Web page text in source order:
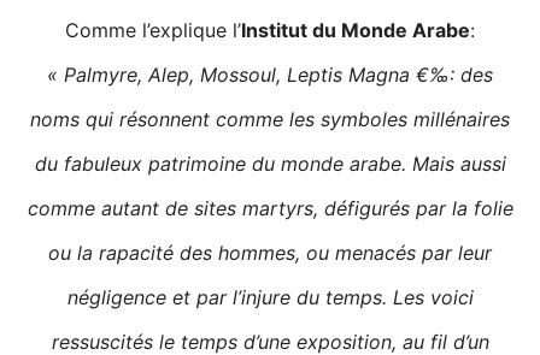
Comme l’explique l’Institut du Monde Arabe:
« Palmyre, Alep, Mossoul, Leptis Magna €‰: des
noms qui résonnent comme les symboles millénaires
du fabuleux patrimoine du monde arabe. Mais aussi
comme autant de sites martyrs, défigurés par la folie
ou la rapacité des hommes, ou menacés par leur
négligence et par l’injure du temps. Les voici
ressuscités le temps d’une exposition, au fil d’un